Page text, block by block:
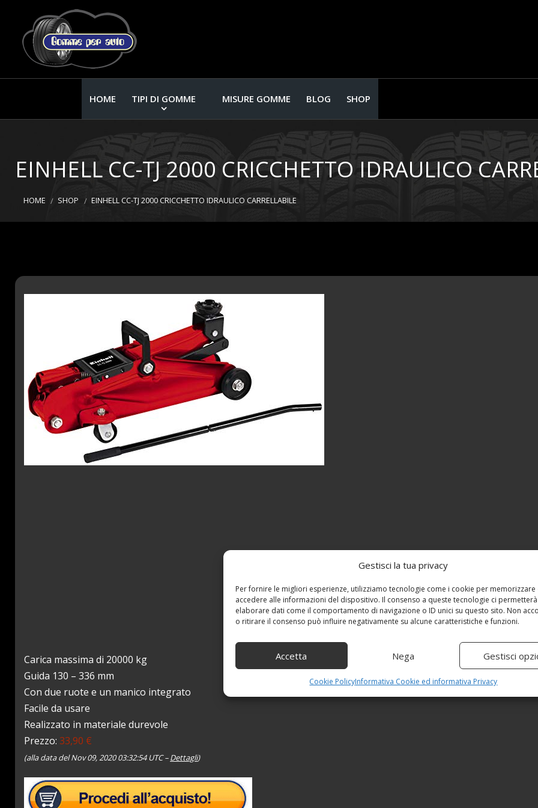
Gestisci la tua privacy
Per fornire le migliori esperienze, utilizziamo tecnologie come i cookie per memorizzare
accedere alle informazioni del dispositivo. Il consenso a queste tecnologie ci
elaborare dati come il comportamento di navigazione o ID unici su questo sito. Non
o ritirare il consenso può influire negativamente su alcune caratteristiche e funzioni.
Accetta Nega Gestisci
Cookie PolicyInformativa Cookie ed informativa Privacy
HOME TIPI DI GOMME MISURE GOMME BLOG SHOP
EINHELL CC-TJ 2000 CRICCHETTO IDRAULICO
HOME SHOP EINHELL CC-TJ 2000 CRICCHETTO IDRAULICO CARRELLABILE
Carica massima di 20000 kg
Guida 130 – 336 mm
Con due ruote e un manico integrato
Facile da usare
Realizzato in materiale durevole
Prezzo:33,90 €
(alla data del Nov 09, 2020 03:32:54 UTC –Dettagli)